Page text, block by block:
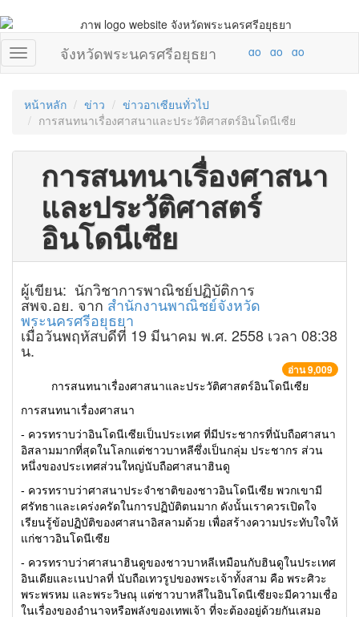
จังหวัดพระนครศรีอยุธยา
หน้าหลัก ข่าว
ข่าวอาเซียนทั่วไป
การสนทนาเรื่องศาสนาและประวัติศาสตร์อินโดนีเซีย
การสนทนาเรื่องศาสนา
และประวัติศาสตร์
อินโดนีเซีย
ผู้เขียน: นักวิชาการพาณิชย์ปฏิบัติการ
สพจ.อย. จาก สำนักงานพาณิชย์จังหวัด
พระนครศรีอยุธยา
เมื่อวันพฤหัสบดีที่ 19 มีนาคม พ.ศ. 2558 เวลา 08:38
น.
อ่าน 9,009
การสนทนาเรื่องศาสนาและประวัติศาสตร์อินโดนีเซีย
การสนทนาเรื่องศาสนา
- ควรทราบว่าอินโดนีเซียเป็นประเทศ ที่มีประชากรที่นับถือศาสนา
อิสลามมากที่สุดในโลกแต่ชาวบาหลีซึ่งเป็นกลุ่ม ประชากร ส่วน
หนึ่งของประเทศส่วนใหญ่นับถือศาสนาฮินดู
- ควรทราบว่าศาสนาประจำชาติของชาวอินโดนีเซีย พวกเขามี
ศรัทธาและเคร่งครัดในการปฏิบัติตนมาก ดังนั้นเราควรเปิดใจ
เรียนรู้ข้อปฏิบัติของศาสนาอิสลามด้วย เพื่อสร้างความประทับใจให้
แก่ชาวอินโดนีเซีย
- ควรทราบว่าศาสนาฮินดูของชาวบาหลีเหมือนกับฮินดูในประเทศ
อินเดียและเนปาลที่ นับถือเทวรูปของพระเจ้าทั้งสาม คือ พระศิวะ
พระพรหม และพระวิษณุ แต่ชาวบาหลีในอินโดนีเซียจะมีความเชื่อ
ในเรื่องของอำนาจหรือพลังของเทพเจ้า ที่จะต้องอยู่ด้วยกันเสมอ